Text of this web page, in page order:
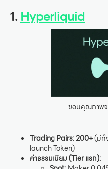
1.Hyperliquid
ขอบคุณภาพ
Trading Pairs:200+(มีทั้
launch Token)
ค่าธรรมเนียม (Tier แรก):